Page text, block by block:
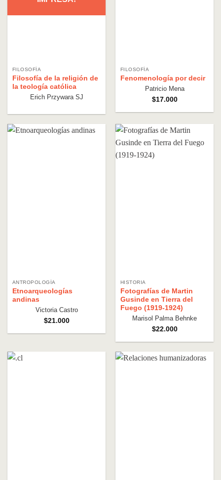
FILOSOFÍA
Filosofía de la religión de
la teología católica
Erich Przywara SJ
FILOSOFÍA
Fenomenología por decir
Patricio Mena
$17.000
ANTROPOLOGÍA
Etnoarqueologías
andinas
Victoria Castro
$21.000
HISTORIA
Fotografías de Martin
Gusinde en Tierra del
Fuego (1919-1924)
Marisol Palma Behnke
$22.000